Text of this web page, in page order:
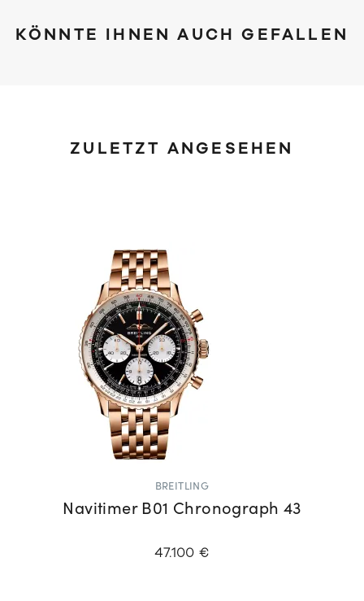
KÖNNTE IHNEN AUCH GEFALLEN
ZULETZT ANGESEHEN
BREITLING
Navitimer B01 Chronograph 43
47.100 €